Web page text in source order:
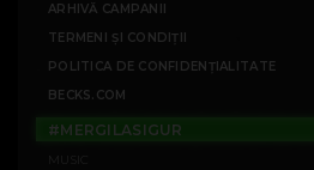
ARHIVĂ CAMPANII
TERMENI ȘI CONDIȚII
POLITICA DE CONFIDENȚIALITATE
BECKS.COM
#MERGILASIGUR